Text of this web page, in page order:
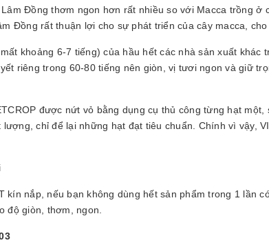
Đồng thơm ngon hơn rất nhiều so với Macca trồng ở
Đồng rất thuận lợi cho sự phát triển của cây macca, cho
khoảng 6-7 tiếng) của hầu hết các nhà sản xuất khác
riêng trong 60-80 tiếng nên giòn, vị tươi ngon và giữ
được nứt vỏ bằng dụng cụ thủ công từng hạt một,
chỉ để lại những hạt đạt tiêu chuẩn. Chính vì vậy,
kín nắp, nếu bạn không dùng hết sản phẩm trong 1 lần
độ giòn, thơm, ngon.